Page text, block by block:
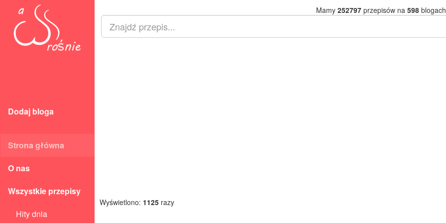
Dodaj bloga
Strona główna
O nas
Wszystkie przepisy
Hity dnia
Mamy 252797przepisów na 598
Wyświetlono: 1125 razy